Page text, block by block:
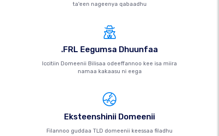
ta'een nageenya qabaadhu
.FRL Eegumsa Dhuunfaa
Iccitiin Domeenii Bilisaa odeeffannoo kee isa miira
namaa kakaasu ni eega
Eksteenshinii Domeenii
Filannoo guddaa TLD domeenii keessaa filadhu